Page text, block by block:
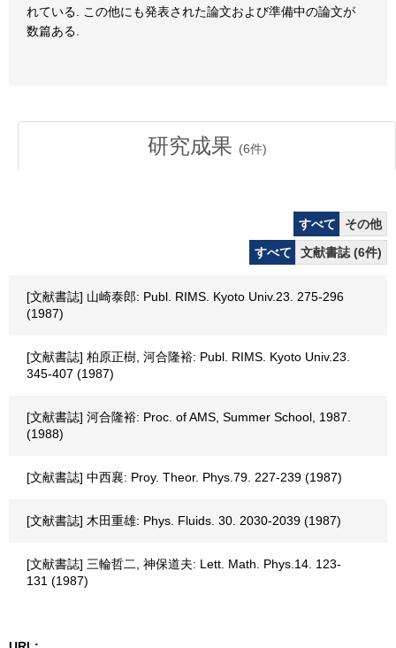
れている. この他にも発表された論文および準備中の論文が
数篇ある.
研究成果 (6件)
すべて
その他
すべて
文献書誌 (6件)
[文献書誌] 山崎泰郎: Publ. RIMS. Kyoto Univ.23. 275-296
(1987)
[文献書誌] 柏原正樹, 河合隆裕: Publ. RIMS. Kyoto Univ.23.
345-407 (1987)
[文献書誌] 河合隆裕: Proc. of AMS, Summer School, 1987.
(1988)
[文献書誌] 中西襄: Proy. Theor. Phys.79. 227-239 (1987)
[文献書誌] 木田重雄: Phys. Fluids. 30. 2030-2039 (1987)
[文献書誌] 三輪哲二, 神保道夫: Lett. Math. Phys.14. 123-
131 (1987)